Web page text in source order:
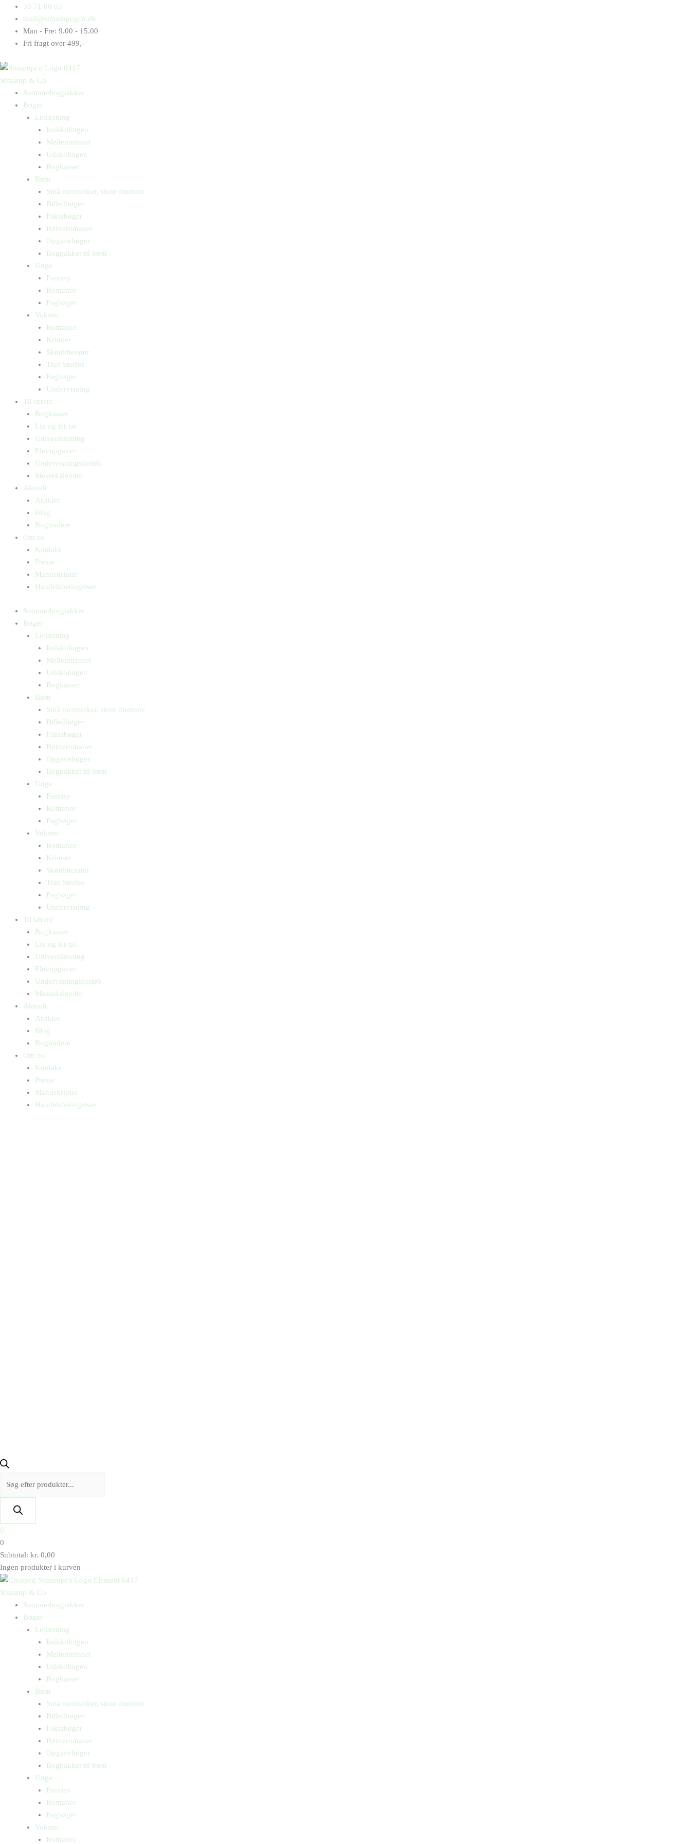
indholdet
30 71 00 03
mail@straarupogco.dk
Man - Fre: 9.00 - 15.00
Fri fragt over 499,-
Straarup & Co
Sommerbogpakker
Bøger
Letlæsning
Indskolingen
Mellemtrinnet
Udskolingen
Bogkasser
Børn
Små mennesker, store drømme
Billedbøger
Faktabøger
Børneromaner
Opgavebøger
Bogpakker til børn
Unge
Fantasy
Romaner
Fagbøger
Voksne
Romance
Krimier
Skønlitteratur
True Stories
Fagbøger
Undervisning
Til lærere
Bogkasser
Lix og let-tal
Universlæsning
Elevopgaver
Undervisningsforløb
Messekalender
Aktuelt
Artikler
Blog
Bogtrailere
Om os
Kontakt
Presse
Manuskripter
Handelsbetingelser
Sommerbogpakker
Bøger
Letlæsning
Indskolingen
Mellemtrinnet
Udskolingen
Bogkasser
Børn
Små mennesker, store drømme
Billedbøger
Faktabøger
Børneromaner
Opgavebøger
Bogpakker til børn
Unge
Fantasy
Romaner
Fagbøger
Voksne
Romance
Krimier
Skønlitteratur
True Stories
Fagbøger
Undervisning
Til lærere
Bogkasser
Lix og let-tal
Universlæsning
Elevopgaver
Undervisningsforløb
Messekalender
Aktuelt
Artikler
Blog
Bogtrailere
Om os
Kontakt
Presse
Manuskripter
Handelsbetingelser
Products
search
0
0
Subtotal: kr. 0,00
Ingen produkter i kurven
Straarup & Co
Sommerbogpakker
Bøger
Letlæsning
Indskolingen
Mellemtrinnet
Udskolingen
Bogkasser
Børn
Små mennesker, store drømme
Billedbøger
Faktabøger
Børneromaner
Opgavebøger
Bogpakker til børn
Unge
Fantasy
Romaner
Fagbøger
Voksne
Romance
Products
search
Aladdin
magiske
antal